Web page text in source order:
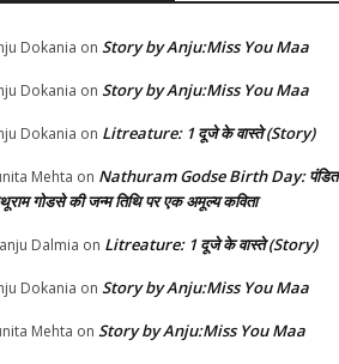
Dokania on Story by Anju:Miss You Maa
Dokania on Story by Anju:Miss You Maa
Dokania on Litreature: 1 दूजे के वास्ते (Story)
Mehta on Nathuram Godse Birth Day: पंडित
गोडसे की जन्म तिथि पर एक अमूल्य कविता
Dalmia on Litreature: 1 दूजे के वास्ते (Story)
Dokania on Story by Anju:Miss You Maa
Mehta on Story by Anju:Miss You Maa